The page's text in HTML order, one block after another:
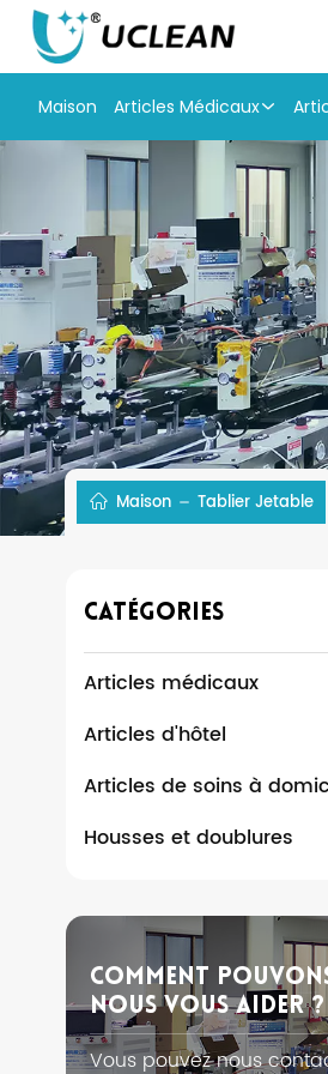
Maison Articles Médicaux
Maison Tablier Jetable
Catégories
Articles médicaux
Articles d'hôtel
Articles de soins à
Housses et doublures
Comment
Nous Vous Aider ?
Vous pouvez nous